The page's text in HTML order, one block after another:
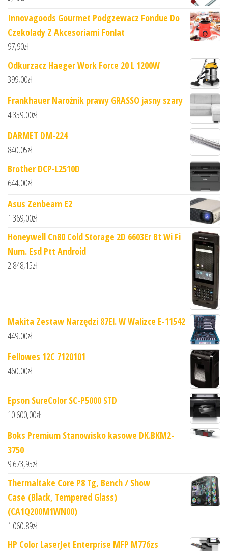
Innovagoods Gourmet Podgzewacz Fondue Do
Czekolady Z Akcesoriami Fonlat
97,90zł
Odkurzacz Haeger Work Force 20 L 1200W
399,00zł
Frankhauer Narożnik prawy GRASSO jasny szary
4 359,00zł
DARMET DM-224
840,05zł
Brother DCP-L2510D
644,00zł
Asus Zenbeam E2
1 369,00zł
Honeywell Cn80 Cold Storage 2D 6603Er Bt Wi Fi
Num. Esd Ptt Android
2 848,15zł
Makita Zestaw Narzędzi 87El. W Walizce E-11542
449,00zł
Fellowes 12C 7120101
460,00zł
Epson SureColor SC-P5000 STD
10 600,00zł
Boks Premium Stanowisko kasowe DK.BKM2-
3750
9 673,95zł
Thermaltake Core P8 Tg, Bench / Show
Case (Black, Tempered Glass)
(CA1Q200M1WN00)
1 060,89zł
HP Color LaserJet Enterprise MFP M776zs